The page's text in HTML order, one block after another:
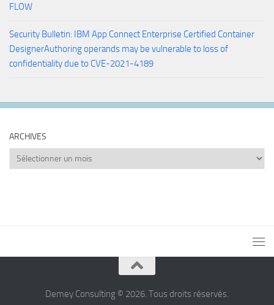
FLOW
Security Bulletin: IBM App Connect Enterprise Certified Container
DesignerAuthoring operands may be vulnerable to loss of
confidentiality due to CVE-2021-4189
ARCHIVES
Archives
Demey Consulting © 2026. Tous droits réservés.